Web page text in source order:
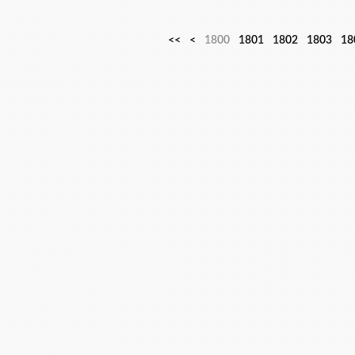
<< < 1800 1801 1802 1803